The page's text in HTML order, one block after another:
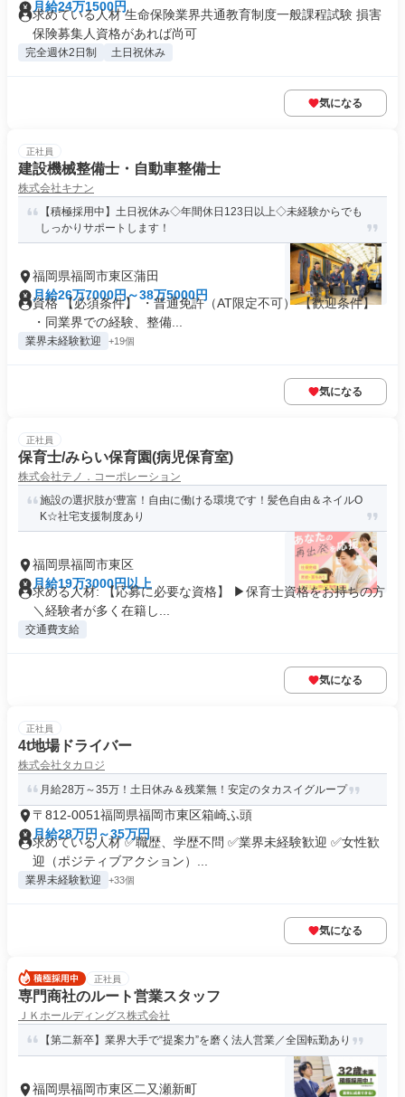
月給24万1500円
求めている人材 生命保険業界共通教育制度一般課程試験 損害
保険募集人資格があれば尚可
完全週休2日制 土日祝休み
気になる
正社員
建設機械整備士・自動車整備士
株式会社キナン
【積極採用中】土日祝休み◇年間休日123日以上◇未経験からでも
しっかりサポートします！
福岡県福岡市東区蒲田
月給26万7000円～38万5000円
資格 【必須条件】 ・普通免許（AT限定不可） 【歓迎条件】
・同業界での経験、整備...
業界未経験歓迎 +19個
気になる
正社員
保育士/みらい保育園(病児保育室)
株式会社テノ．コーポレーション
施設の選択肢が豊富！自由に働ける環境です！髪色自由＆ネイルO
K☆社宅支援制度あり
福岡県福岡市東区
月給19万3000円以上
求める人材: 【応募に必要な資格】 ▶保育士資格をお持ちの方
＼経験者が多く在籍し...
交通費支給
気になる
正社員
4t地場ドライバー
株式会社タカロジ
月給28万～35万！土日休み＆残業無！安定のタカスイグループ
〒812-0051福岡県福岡市東区箱崎ふ頭
月給28万円～35万円
求めている人材 ✅職歴、学歴不問 ✅業界未経験歓迎 ✅女性歓
迎（ポジティブアクション）...
業界未経験歓迎 +33個
気になる
正社員
専門商社のルート営業スタッフ
ＪＫホールディングス株式会社
【第二新卒】業界大手で“提案力”を磨く法人営業／全国転勤あり
福岡県福岡市東区二又瀬新町